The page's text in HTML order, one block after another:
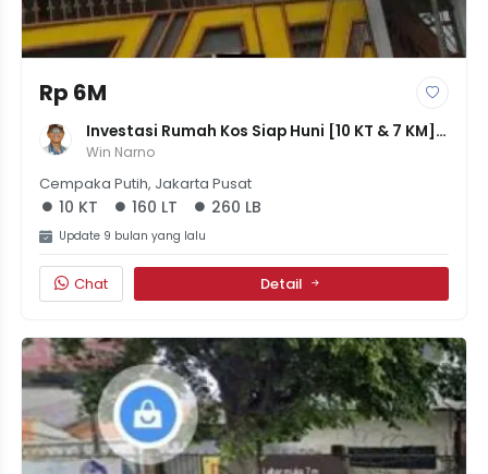
Rp 6M
Investasi Rumah Kos Siap Huni [10 KT & 7 KM]
Di Rawasari, LT 160m² LB 260m² - 6M
Win Narno
Cempaka Putih, Jakarta Pusat
10 KT 160 LT 260 LB
Update 9 bulan yang lalu
Chat Detail